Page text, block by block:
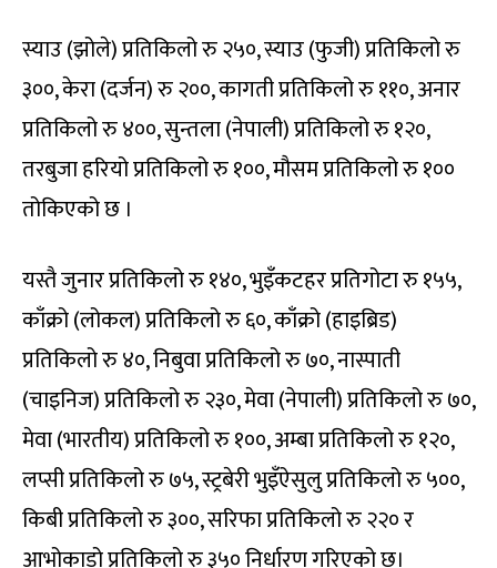
स्याउ (झोले) प्रतिकिलो रु २५०, स्याउ (फुजी) प्रतिकिलो रु
३००, केरा (दर्जन) रु २००, कागती प्रतिकिलो रु ११०, अनार
प्रतिकिलो रु ४००, सुन्तला (नेपाली) प्रतिकिलो रु १२०,
तरबुजा हरियो प्रतिकिलो रु १००, मौसम प्रतिकिलो रु १००
तोकिएको छ ।
यस्तै जुनार प्रतिकिलो रु १४०, भुइँकटहर प्रतिगोटा रु १५५,
काँक्रो (लोकल) प्रतिकिलो रु ६०, काँक्रो (हाइब्रिड)
प्रतिकिलो रु ४०, निबुवा प्रतिकिलो रु ७०, नास्पाती
(चाइनिज) प्रतिकिलो रु २३०, मेवा (नेपाली) प्रतिकिलो रु ७०,
मेवा (भारतीय) प्रतिकिलो रु १००, अम्बा प्रतिकिलो रु १२०,
लप्सी प्रतिकिलो रु ७५, स्ट्रबेरी भुइँऐसुलु प्रतिकिलो रु ५००,
किबी प्रतिकिलो रु ३००, सरिफा प्रतिकिलो रु २२० र
आभोकाडो प्रतिकिलो रु ३५० निर्धारण गरिएको छ।